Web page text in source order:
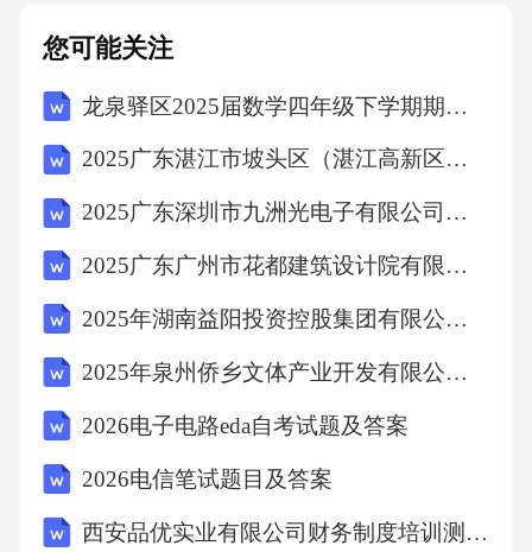
其权衡利弊，而非简单推销。第四章：带看现
场服务与体验提升——价值的展现带看是客户
实地感知房源价值的关键环节，细致周到的服
1带看前准备*确认细节：提前与客户确认带看
时间、地点、房源信息，并提醒客户携带相关
证件（如需）。*房源准备：确保所看房源干净
整洁，水、电、灯等设施正常。若为样板间，
带看路线，考虑交通便利性及沿途可展示的项
目周边利好。*工具准备：携带户型图、激光
笔、卷尺（如需）、鞋套等。4.2带看中引导与
您可能关注
龙泉驿区2025届数学四年级下学期期末质量跟踪监视模拟试题（含答案）
2025广东湛江市坡头区（湛江高新区）选聘国有企业管理人员5人笔试历年常考点试题专练附带答案详解
2025广东深圳市九洲光电子有限公司招聘项目会计岗测试笔试历年典型考点题库附带答案详解
2025广东广州市花都建筑设计院有限公司招聘项目用工人员8人笔试历年难易错考点试卷带答案解析
2025年湖南益阳投资控股集团有限公司终止人才引进招聘工作笔试历年备考题库附带答案详解
2025年泉州侨乡文体产业开发有限公司泉州市鲤城开元分公司招聘32人笔试历年难易错考点试卷带答案解析
2026电子电路eda自考试题及答案
2026电信笔试题目及答案
西安品优实业有限公司财务制度培训测试卷